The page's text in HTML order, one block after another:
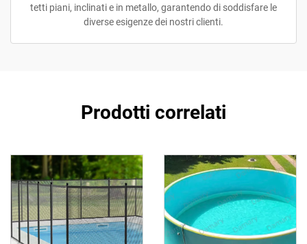
tetti piani, inclinati e in metallo, garantendo di soddisfare le
diverse esigenze dei nostri clienti.
Prodotti correlati